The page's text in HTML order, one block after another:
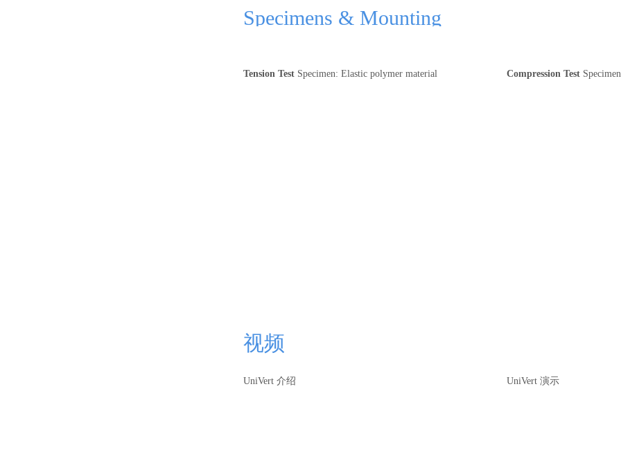
Specimens & Mounting
Tension Test Specimen: Elastic polymer material Compression Test Specimen
视频
UniVert 介绍 UniVert 演示